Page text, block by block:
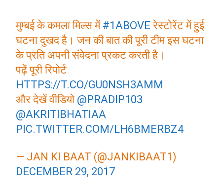
मुम्बई के कमला मिल्स में #1ABOVE रेस्टोरेंट में हुई
घटना दुखद है। जन की बात की पूरी टीम इस घटना
के प्रति अपनी संवेदना प्रकट करती है।
पढ़ें पूरी रिपोर्ट
HTTPS://T.CO/GU0NSH3AMM
और देखें वीडियो @PRADIP103
@AKRITIBHATIAA
PIC.TWITTER.COM/LH6BMERBZ4
— JAN KI BAAT (@JANKIBAAT1)
DECEMBER 29, 2017